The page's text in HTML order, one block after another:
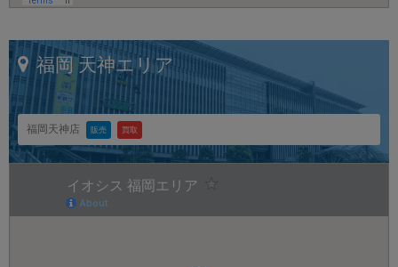
福岡天神エリア
福岡天神店 販売 買取